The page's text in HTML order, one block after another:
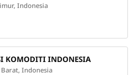
Indonesia
KOMODITI INDONESIA
Barat, Indonesia